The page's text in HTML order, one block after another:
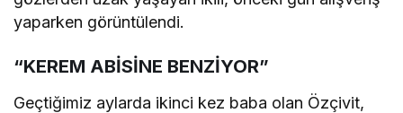
yaparken görüntülendi.
“KEREM ABİSİNE BENZİYOR”
Geçtiğimiz aylarda ikinci kez baba olan Özçivit,